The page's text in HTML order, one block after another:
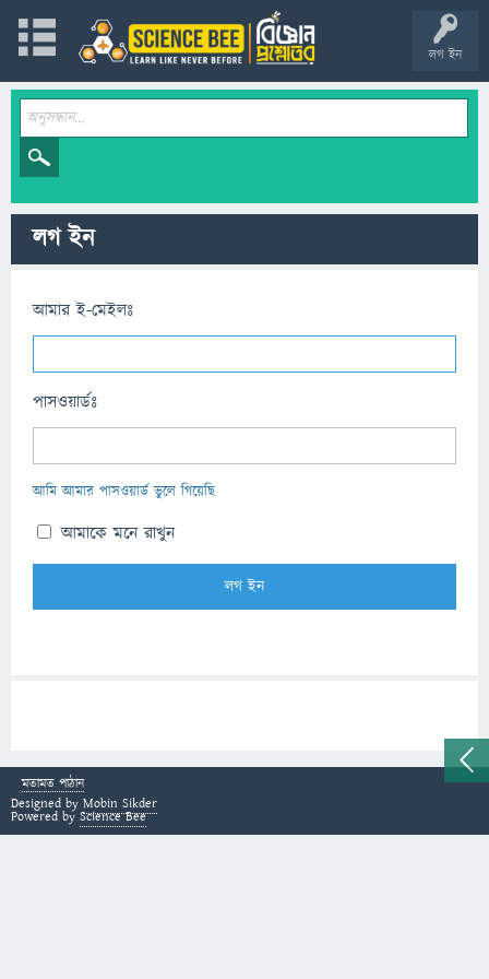
লগ ইন
লগ ইন
আমার ই-মেইলঃ
পাসওয়ার্ডঃ
আমি আমার পাসওয়ার্ড ভুলে গিয়েছি
আমাকে মনে রাখুন
মতামত পাঠান
Designed by Mobin Sikder
Powered by Science Bee